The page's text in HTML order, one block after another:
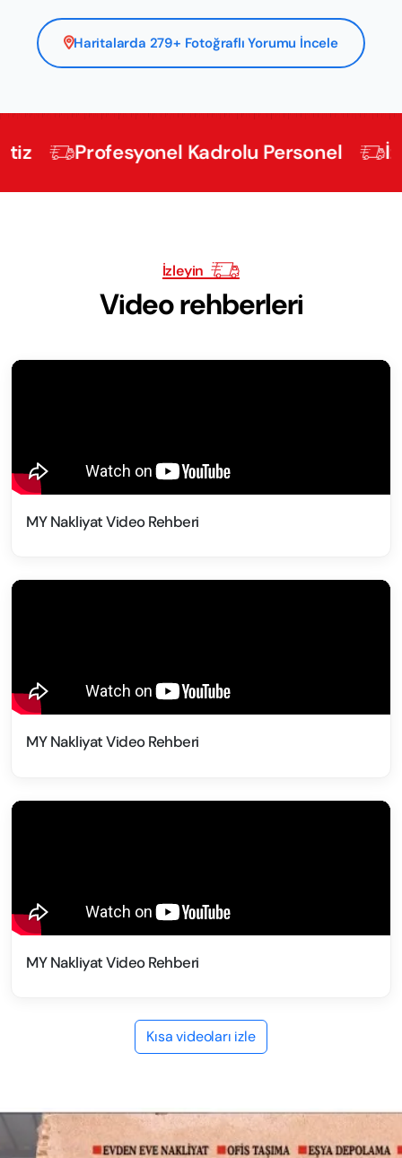
Haritalarda 279+ Fotoğraflı Yorumu İncele
Profesyonel Kadrolu Personel İzmir
İzleyin
Video rehberleri
MY Nakliyat Video Rehberi
MY Nakliyat Video Rehberi
MY Nakliyat Video Rehberi
Kısa videoları izle